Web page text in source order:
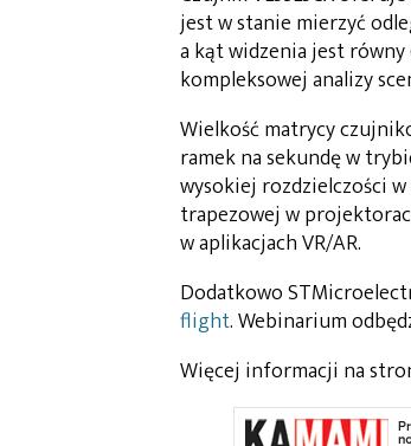
jest w stanie mierzyć
a kąt widzenia jest równy
kompleksowej analizy
Wielkość matrycy
ramek na sekundę w
wysokiej rozdzielczości w
trapezowej w
w aplikacjach VR/AR.
Dodatkowo
flight. Webinarium
Więcej informacji na